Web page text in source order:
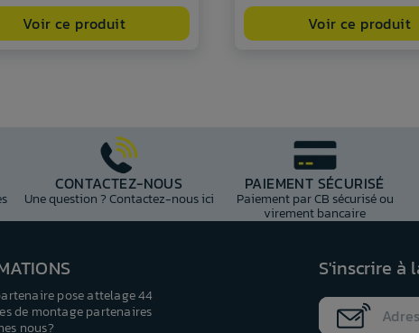
Voir ce produit Voir ce produit
CONTACTEZ-NOUS
Une question ? Contactez-nous ici
PAIEMENT SÉCURISÉ
Paiement par CB sécurisé ou
virement bancaire
pose attelage 44
de montage partenaires
nous?
S'inscrire à